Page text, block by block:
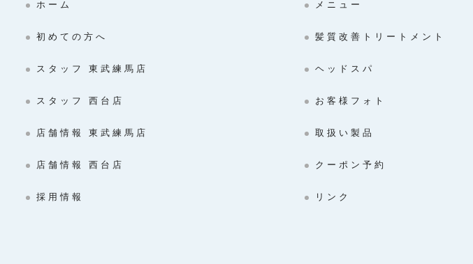
ホーム
初めての方へ
スタッフ 東武練馬店
スタッフ 西台店
店舗情報 東武練馬店
店舗情報 西台店
採用情報
メニュー
髪質改善トリートメント
ヘッドスパ
お客様フォト
取扱い製品
クーポン予約
リンク